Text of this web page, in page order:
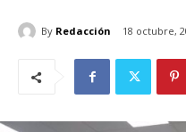
By Redacción 18 octubre,